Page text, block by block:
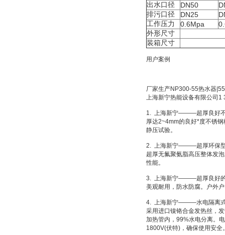
出水口径
DN50
排污口径
DN25
工作压力
0.6Mpa
外形尺寸
装箱尺寸
用户案例
厂家生产NP300-55热水器
上海新宁热能设备有限公司1
1. 上海新宁———超厚良好
厚达2~4mm的良好*度不锈
静压试验。
2. 上海新宁———超厚环保型
超厚无氟聚氨脂高压整体发
性能。
3. 上海新宁———超厚良好
美观耐用，防水防腐。户外
4. 上海新宁———水电隔离式
采用进口镍铬合金发热丝，
加热管内，99%水电分离。
1800V(伏特)，确保使用安全